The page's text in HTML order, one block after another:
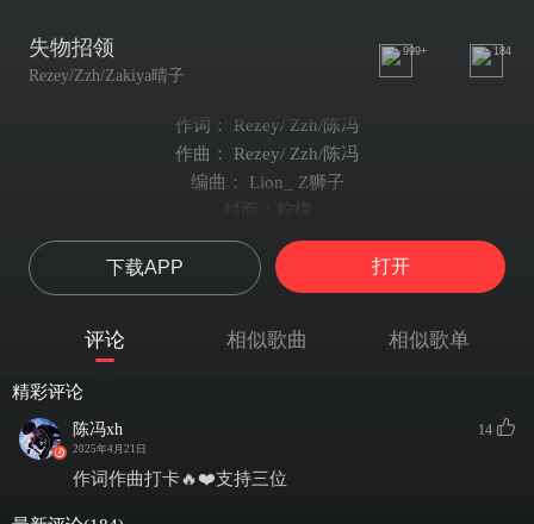
失物招领
Rezey/Zzh/Zakiya晴子
999+ 184
作词： Rezey/ Zzh/陈冯
作曲： Rezey/ Zzh/陈冯
编曲： Lion_ Z狮子
封面：柠檬
混音： Cookie
统筹：刘利
监制：田碧川/吴瑭/谢柏霖
Rezey
抽完了香烟还是没有搞懂到底什么问题
我脖子上的吻痕是你留下最后的痕迹
下载APP 打开
评论 相似歌曲 相似歌单
精彩评论
陈冯xh
2025年4月21日
14
作词作曲打卡🔥❤️支持三位